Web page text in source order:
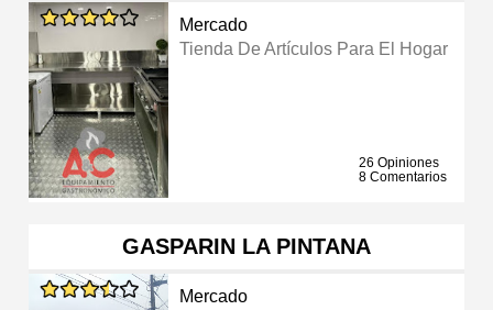
Mercado
Tienda De Artículos Para El Hogar
26 Opiniones
8 Comentarios
GASPARIN LA PINTANA
Mercado